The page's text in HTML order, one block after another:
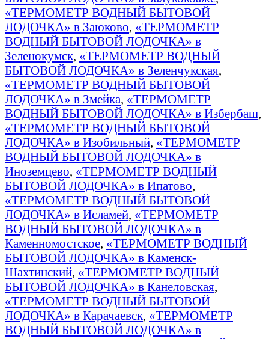
«ТЕРМОМЕТР ВОДНЫЙ БЫТОВОЙ
ЛОДОЧКА» в Заюково, «ТЕРМОМЕТР
ВОДНЫЙ БЫТОВОЙ ЛОДОЧКА» в
Зеленокумск, «ТЕРМОМЕТР ВОДНЫЙ
БЫТОВОЙ ЛОДОЧКА» в Зеленчукская,
«ТЕРМОМЕТР ВОДНЫЙ БЫТОВОЙ
ЛОДОЧКА» в Змейка, «ТЕРМОМЕТР
ВОДНЫЙ БЫТОВОЙ ЛОДОЧКА» в Избербаш,
«ТЕРМОМЕТР ВОДНЫЙ БЫТОВОЙ
ЛОДОЧКА» в Изобильный, «ТЕРМОМЕТР
ВОДНЫЙ БЫТОВОЙ ЛОДОЧКА» в
Иноземцево, «ТЕРМОМЕТР ВОДНЫЙ
БЫТОВОЙ ЛОДОЧКА» в Ипатово,
«ТЕРМОМЕТР ВОДНЫЙ БЫТОВОЙ
ЛОДОЧКА» в Исламей, «ТЕРМОМЕТР
ВОДНЫЙ БЫТОВОЙ ЛОДОЧКА» в
Каменномостское, «ТЕРМОМЕТР ВОДНЫЙ
БЫТОВОЙ ЛОДОЧКА» в Каменск-
Шахтинский, «ТЕРМОМЕТР ВОДНЫЙ
БЫТОВОЙ ЛОДОЧКА» в Канеловская,
«ТЕРМОМЕТР ВОДНЫЙ БЫТОВОЙ
ЛОДОЧКА» в Карачаевск, «ТЕРМОМЕТР
ВОДНЫЙ БЫТОВОЙ ЛОДОЧКА» в